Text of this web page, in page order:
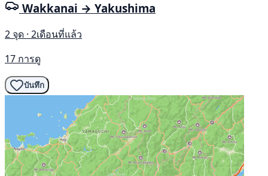
Wakkanai → Yakushima
2 จุด · 2เดือนที่แล้ว
17 การดู
บันทึก